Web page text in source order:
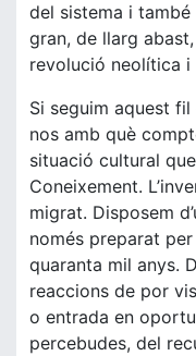
del sistema i també
gran, de llarg
revolució neolítica
Si seguim aquest
nos amb què
situació cultural
Coneixement.
migrat. Disposem
només preparat
quaranta mil anys.
reaccions de por
o entrada en
percebudes, del